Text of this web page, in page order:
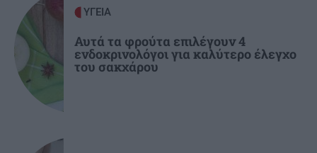
Ιστορική πρωτιά στην Επίδαυρο: Οι «Τρωάδες»
αναπηρίες
3,3 εκατ. ευρώ για το στεγαστικό επίδομα σε
Πανεπιστημίου Κρήτης
ΥΓΕΙΑ
Αυτά τα φρούτα επιλέγουν 4
ενδοκρινολόγοι για καλύτερο έλεγχο
του σακχάρου